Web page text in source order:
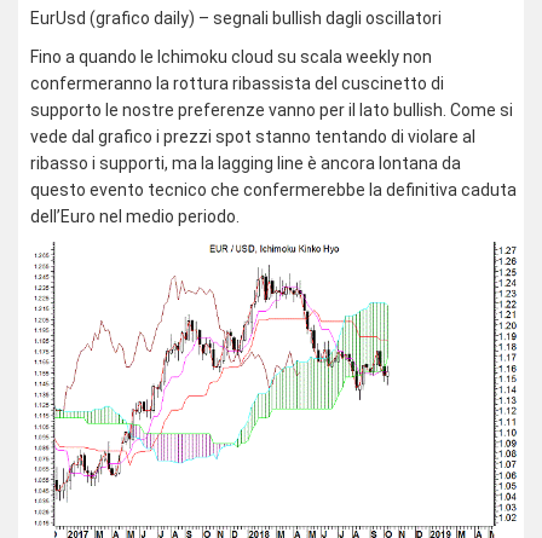
EurUsd (grafico daily) – segnali bullish dagli oscillatori
Fino a quando le Ichimoku cloud su scala weekly non
confermeranno la rottura ribassista del cuscinetto di
supporto le nostre preferenze vanno per il lato bullish. Come si
vede dal grafico i prezzi spot stanno tentando di violare al
ribasso i supporti, ma la lagging line è ancora lontana da
questo evento tecnico che confermerebbe la definitiva caduta
dell’Euro nel medio periodo.